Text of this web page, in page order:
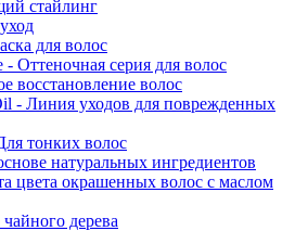
стайлинг
для волос
Оттеночная серия для волос
восстановление волос
- Линия уходов для поврежденных
тонких волос
натуральных ингредиентов
цвета окрашенных волос с маслом
дерева